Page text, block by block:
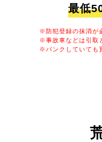
最低
※防犯登録の抹消が
※事故車などは引取
※パンクしていても